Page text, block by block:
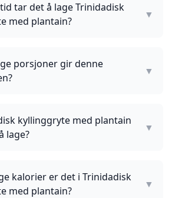
tar det å lage Trinidadisk
med plantain?
▼
porsjoner gir denne
▼
kyllinggryte med plantain
lage?
▼
kalorier er det i Trinidadisk
med plantain?
▼